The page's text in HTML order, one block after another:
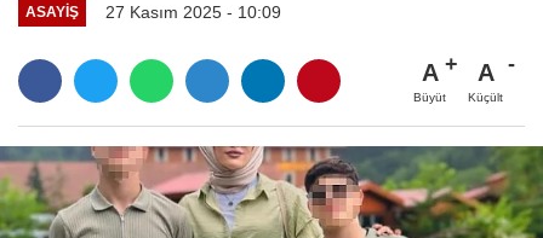
ASAYIŞ 27 Kasım 2025 - 10:09
A
Büyüt
A
Küçült